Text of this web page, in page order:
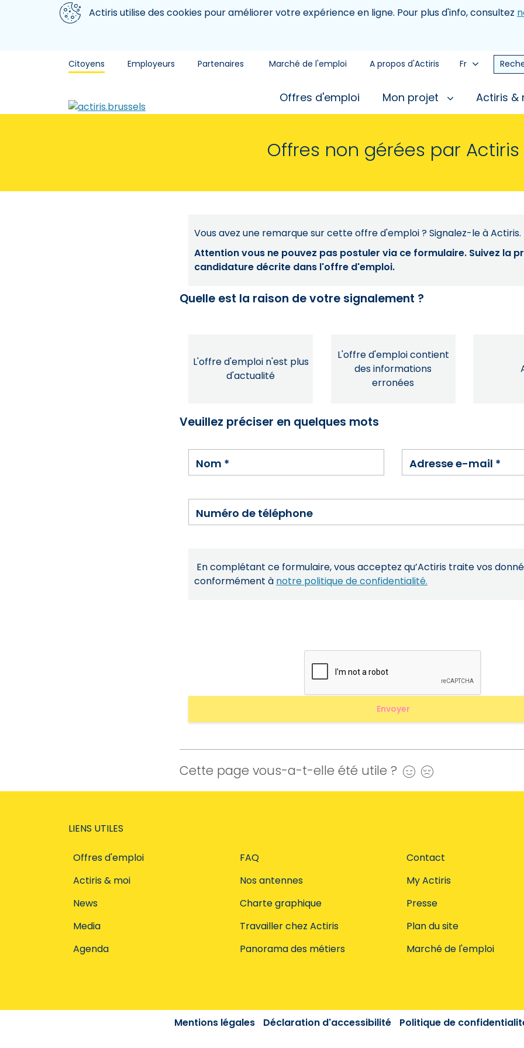
Aller au contenu principal
Nous utilisons des cookiesActiris utilise des cookies pour améliorer votre expérience en ligne. Pour plus d'info, consultez
Citoyens Employeurs Partenaires Marché de l'emploi A propos d'Actiris Fr
Offres d'emploi Mon projet Actiris
Offres non gérées par Actiris
Vous avez une remarque sur cette offre d'emploi ? Signalez-le à Actiris.
Attention vous ne pouvez pas postuler via ce formulaire. Suivez la
candidature décrite dans l'offre d'emploi.
Quelle est la raison de votre signalement ?
L'offre d'emploi n'est plus
d'actualité
L'offre d'emploi contient
des informations
erronées
Veuillez préciser en quelques mots
Nom * Adresse e-mail *
Numéro de téléphone
En complétant ce formulaire, vous acceptez qu’Actiris traite vos
conformément à notre politique de confidentialité.
Cette page vous-a-t-elle été utile ? Oui
LIENS UTILES
Offres d'emploi
Actiris & moi
News
Media
Agenda
FAQ
Nos antennes
Charte graphique
Travailler chez Actiris
Panorama des métiers
Contact
My Actiris
Presse
Plan du site
Marché de l'emploi
Mentions légales Déclaration d'accessibilité Politique de